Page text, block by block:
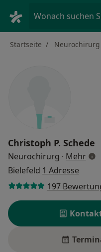
Wonach suchen
Startseite Neurochirurg
Christoph P. Schede
Neurochirurg · Mehr
Bielefeld 1 Adresse
197